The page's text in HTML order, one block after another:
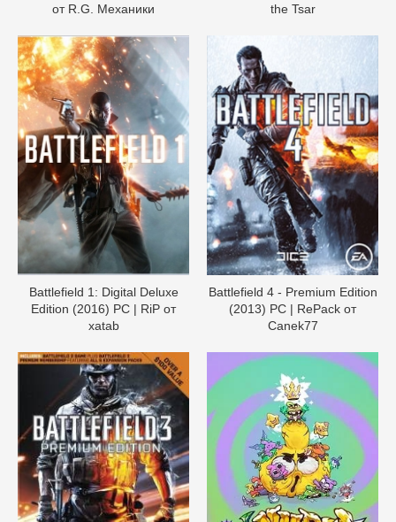
от R.G. Механики
the Tsar
Battlefield 1: Digital Deluxe
Edition (2016) PC | RiP от
xatab
Battlefield 4 - Premium Edition
(2013) PC | RePack от
Canek77